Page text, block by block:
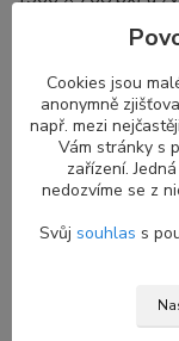
(1920 x 1080 px),
(eDP
základní deskou.
schopný přenášet
Naopak při
kabelu nutná –
režimy zobrazení.
Doprodej
Cookies jsou
anonymně
např. mezi
Vám stránky s
zařízení.
nedozvíme se z
Svůj souhlas s